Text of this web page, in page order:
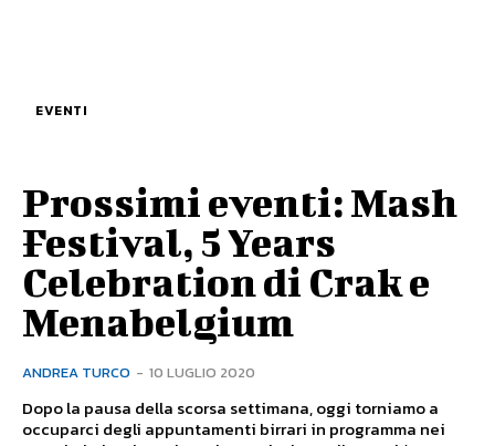
EVENTI
Prossimi eventi: Mash
Festival, 5 Years
Celebration di Crak e
Menabelgium
ANDREA TURCO - 10 LUGLIO 2020
Dopo la pausa della scorsa settimana, oggi torniamo a
occuparci degli appuntamenti birrari in programma nei